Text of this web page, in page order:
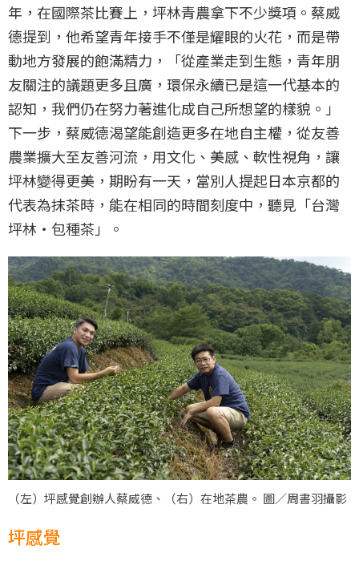
年，在國際茶比賽上，坪林青農拿下不少獎項。蔡威
德提到，他希望青年接手不僅是耀眼的火花，而是帶
動地方發展的飽滿精力，「從產業走到生態，青年朋
友關注的議題更多且廣，環保永續已是這一代基本的
認知，我們仍在努力著進化成自己所想望的樣貌。」
下一步，蔡威德渴望能創造更多在地自主權，從友善
農業擴大至友善河流，用文化、美感、軟性視角，讓
坪林變得更美，期盼有一天，當別人提起日本京都的
代表為抹茶時，能在相同的時間刻度中，聽見「台灣
坪林‧包種茶」。
（左）坪感覺創辦人蔡威德、（右）在地茶農。 圖／周書羽攝影
坪感覺